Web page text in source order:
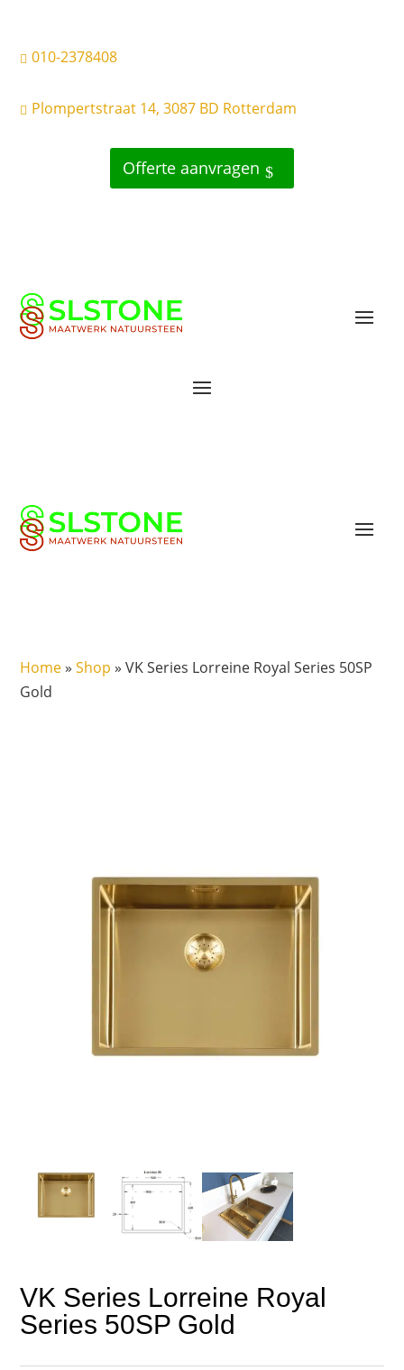
 010-2378408
 Plompertstraat 14, 3087 BD Rotterdam
Offerte aanvragen
Home»Shop »VK Series Lorreine Royal Series 50SP
Gold
VK Series Lorreine Royal
Series 50SP Gold